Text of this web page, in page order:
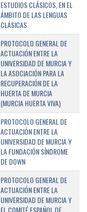
ESTUDIOS CLÁSICOS, EN EL
ÁMBITO DE LAS LENGUAS
CLÁSICAS
PROTOCOLO GENERAL DE
ACTUACIÓN ENTRE LA
UNIVERSIDAD DE MURCIA Y
LA ASOCIACIÓN PARA LA
RECUPERACIÓN DE LA
HUERTA DE MURCIA
(MURCIA HUERTA VIVA)
PROTOCOLO GENERAL DE
ACTUACIÓN ENTRE LA
UNIVERSIDAD DE MURCIA Y
LA FUNDACIÓN SÍNDROME
DE DOWN
PROTOCOLO GENERAL DE
ACTUACIÓN ENTRE LA
UNIVERSIDAD DE MURCIA Y
EL COMITÉ ESPAÑOL DE